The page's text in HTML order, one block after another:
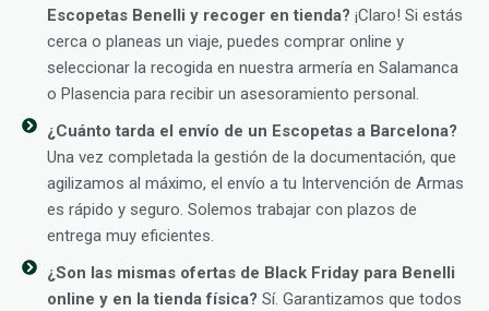
Escopetas Benelli y recoger en tienda? ¡Claro! Si estás
cerca o planeas un viaje, puedes comprar online y
seleccionar la recogida en nuestra armería en Salamanca
o Plasencia para recibir un asesoramiento personal.
¿Cuánto tarda el envío de un Escopetas a Barcelona?
Una vez completada la gestión de la documentación, que
agilizamos al máximo, el envío a tu Intervención de Armas
es rápido y seguro. Solemos trabajar con plazos de
entrega muy eficientes.
¿Son las mismas ofertas de Black Friday para Benelli
online y en la tienda física? Sí. Garantizamos que todos